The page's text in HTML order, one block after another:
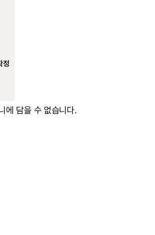
정
에 담을 수 없습니다.